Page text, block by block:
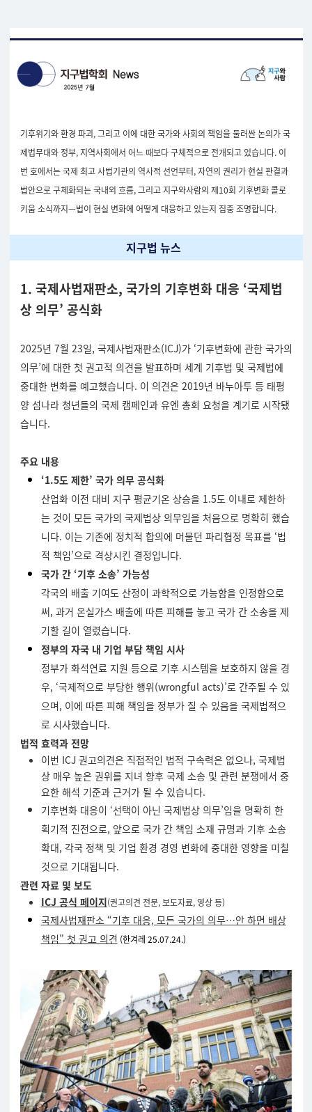
기후위기와 환경 파괴, 그리고 이에 대한 국가와 사회의 책임을 둘러싼 논의가 국
제법무대와 정부, 지역사회에서 어느 때보다 구체적으로 전개되고 있습니다. 이
번 호에서는 국제 최고 사법기관의 역사적 선언부터, 자연의 권리가 현실 판결과
법안으로 구체화되는 국내외 흐름, 그리고 지구와사람의 제10회 기후변화 콜로
키움 소식까지—법이 현실 변화에 어떻게 대응하고 있는지 집중 조명합니다.
지구법 뉴스
1. 국제사법재판소, 국가의 기후변화 대응 ‘국제법
상 의무’ 공식화
2025년 7월 23일, 국제사법재판소(ICJ)가 ‘기후변화에 관한 국가의
의무’에 대한 첫 권고적 의견을 발표하며 세계 기후법 및 국제법에
중대한 변화를 예고했습니다. 이 의견은 2019년 바누아투 등 태평
양 섬나라 청년들의 국제 캠페인과 유엔 총회 요청을 계기로 시작됐
습니다.
주요 내용
‘1.5도 제한’ 국가 의무 공식화
산업화 이전 대비 지구 평균기온 상승을 1.5도 이내로 제한하
는 것이 모든 국가의 국제법상 의무임을 처음으로 명확히 했습
니다. 이는 기존에 정치적 합의에 머물던 파리협정 목표를 ‘법
적 책임’으로 격상시킨 결정입니다.
국가 간 ‘기후 소송’ 가능성
각국의 배출 기여도 산정이 과학적으로 가능함을 인정함으로
써, 과거 온실가스 배출에 따른 피해를 놓고 국가 간 소송을 제
기할 길이 열렸습니다.
정부의 자국 내 기업 부담 책임 시사
정부가 화석연료 지원 등으로 기후 시스템을 보호하지 않을 경
우, ‘국제적으로 부당한 행위(wrongful acts)’로 간주될 수 있
으며, 이에 따른 피해 책임을 정부가 질 수 있음을 국제법적으
로 시사했습니다.
법적 효력과 전망
이번 ICJ 권고의견은 직접적인 법적 구속력은 없으나, 국제법
상 매우 높은 권위를 지녀 향후 국제 소송 및 관련 분쟁에서 중
요한 해석 기준과 근거가 될 수 있습니다.
기후변화 대응이 ‘선택이 아닌 국제법상 의무’임을 명확히 한
획기적 진전으로, 앞으로 국가 간 책임 소재 규명과 기후 소송
확대, 각국 정책 및 기업 환경 경영 변화에 중대한 영향을 미칠
것으로 기대됩니다.
관련 자료 및 보도
ICJ 공식 페이지(권고의견 전문, 보도자료, 영상 등)
국제사법재판소 “기후 대응, 모든 국가의 의무…안 하면 배상
책임” 첫 권고 의견 (한겨레 25.07.24.)